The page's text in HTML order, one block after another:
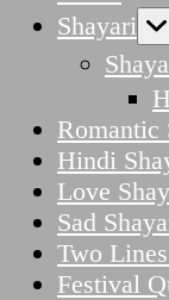
Shayari
Romantic
Hindi
Love
Sad
Two
Festival